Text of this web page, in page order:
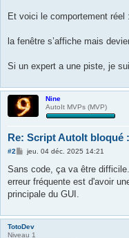
Et voici le comportement réel :
la fenêtre s’affiche mais
Si un expert a une piste, je
Nine
AutoIt MVPs (MVP)
Re: Script AutoIt bloqué
#2
M
s
a
g
jeu. 04 déc. 2025 14:21
Sans code, ça va être
erreur fréquente est d'avoir
principale du GUI.
TotoDev
Niveau 1